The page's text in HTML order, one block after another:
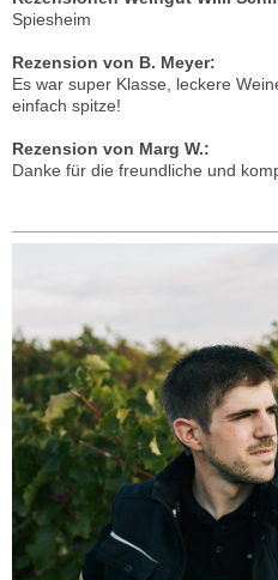
Spiesheim
Rezension von B. Meyer:
Es war super Klasse, leckere
einfach spitze!
Rezension von Marg W.:
Danke für die freundliche und